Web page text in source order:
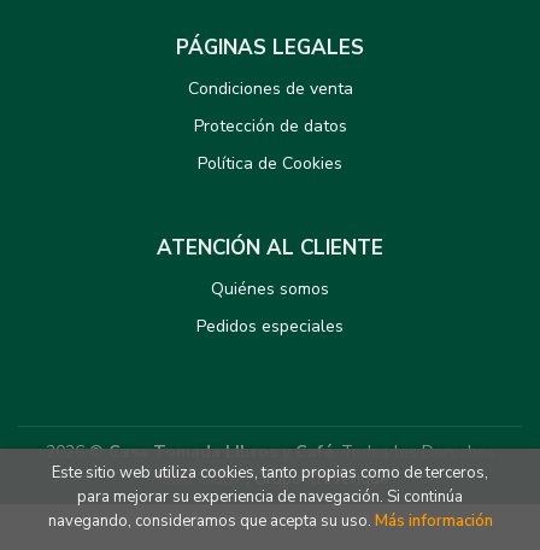
PÁGINAS LEGALES
Condiciones de venta
Protección de datos
Política de Cookies
ATENCIÓN AL CLIENTE
Quiénes somos
Pedidos especiales
2026 ©Casa Tomada LIbros y Café. Todos los Derechos
Reservados |Grupo Trevenque
Este sitio web utiliza cookies, tanto propias como de terceros,
para mejorar su experiencia de navegación. Si continúa
navegando, consideramos que acepta su uso. Más información